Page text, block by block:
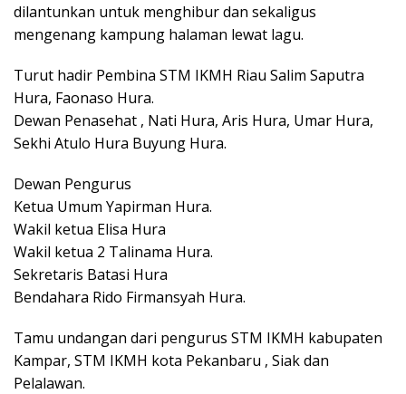
dilantunkan untuk menghibur dan sekaligus
mengenang kampung halaman lewat lagu.
Turut hadir Pembina STM IKMH Riau Salim Saputra
Hura, Faonaso Hura.
Dewan Penasehat , Nati Hura, Aris Hura, Umar Hura,
Sekhi Atulo Hura Buyung Hura.
Dewan Pengurus
Ketua Umum Yapirman Hura.
Wakil ketua Elisa Hura
Wakil ketua 2 Talinama Hura.
Sekretaris Batasi Hura
Bendahara Rido Firmansyah Hura.
Tamu undangan dari pengurus STM IKMH kabupaten
Kampar, STM IKMH kota Pekanbaru , Siak dan
Pelalawan.